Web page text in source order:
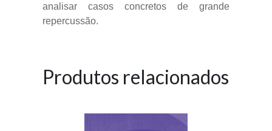
analisar casos concretos de grande
repercussão.
Produtos relacionados